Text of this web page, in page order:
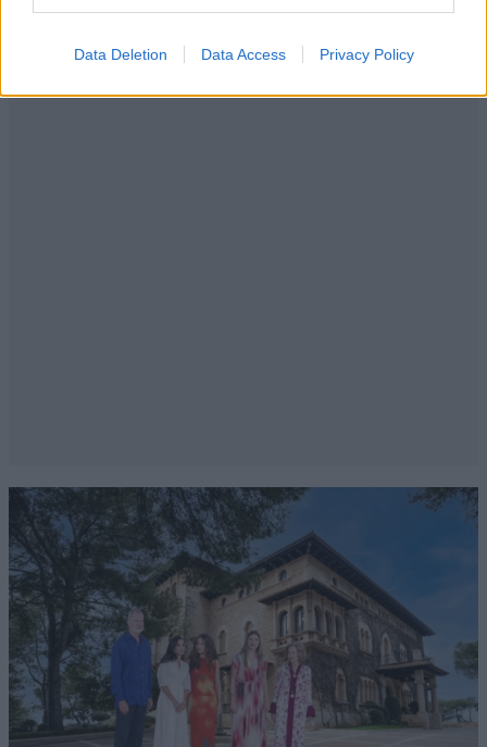
Data Deletion Data Access Privacy Policy